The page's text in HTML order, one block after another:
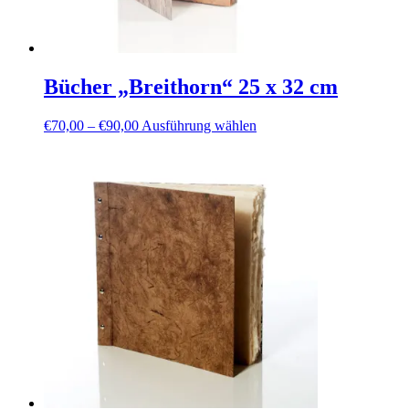
Bücher „Breithorn“ 25 x 32 cm
€70,00 – €90,00Preisspanne:
Ausführung wählen
Varianten
auf.
Die
Optionen
können
auf
der
Produktseite
gewählt
werden